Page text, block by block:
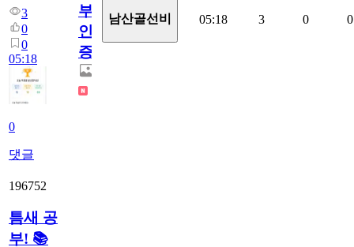
3
0
0
05:18
0
댓글
부
인
증
남산골선비 05:18 3 0 0
196752
틈새 공
부! 📚